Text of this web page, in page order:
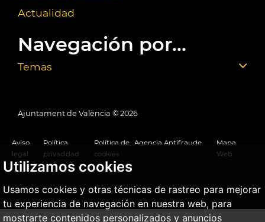
Utilizamos cookies
Usamos cookies y otras técnicas de rastreo para mejorar
tu experiencia de navegación en nuestra web, para
mostrarte contenidos personalizados y anuncios
Actualidad
Navegación por...
Temas
Ajuntament de València © 2026
Aviso
legal
Política
privacidad
Política de
cookies
Agencia Antifraude
Mapa
Web